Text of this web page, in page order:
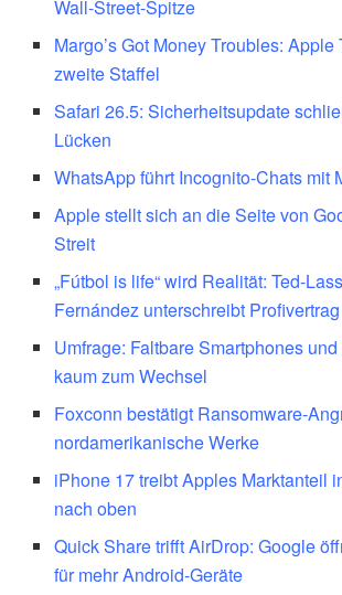
Wall-Street-Spitze
Margo’s Got Money Troubles:
zweite Staffel
Safari 26.5: Sicherheitsupdate
Lücken
WhatsApp führt Incognito-Chats mit
Apple stellt sich an die Seite von
Streit
„Fútbol is life“ wird Realität: Ted-
Fernández unterschreibt Profivertrag
Umfrage: Faltbare Smartphones
kaum zum Wechsel
Foxconn bestätigt Ransomware-
nordamerikanische Werke
iPhone 17 treibt Apples Marktanteil
nach oben
Quick Share trifft AirDrop: Google
für mehr Android-Geräte